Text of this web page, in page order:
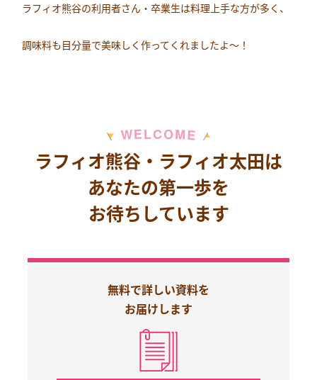
ラフィオ熊谷の利用者さん・卒業生は料理上手な方が多く、
調味料も目分量で美味しく作ってくれましたよ～！
WELCOME
ラフィオ熊谷・ラフィオ太田は
あなたの第一歩を
お待ちしています
無料で詳しい資料を
お届けします